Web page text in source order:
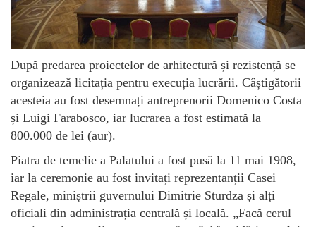
După predarea proiectelor de arhitectură și rezistență se
organizează licitația pentru execuția lucrării. Câștigătorii
acesteia au fost desemnați antreprenorii Domenico Costa
și Luigi Farabosco, iar lucrarea a fost estimată la
800.000 de lei (aur).
Piatra de temelie a Palatului a fost pusă la 11 mai 1908,
iar la ceremonie au fost invitați reprezentanții Casei
Regale, miniștrii guvernului Dimitrie Sturdza și alți
oficiali din administrația centrală și locală. „Facă cerul